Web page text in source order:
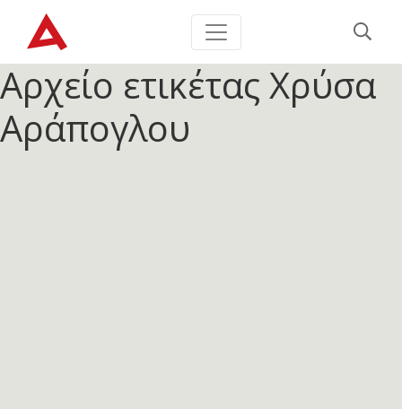
Αρχείο ετικέτας Χρύσα
Αράπογλου